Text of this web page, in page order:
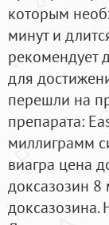
которым
минут и
рекомендует
для
перешли на
препарата:
миллиграмм
виагра цена
доксазозин 8
доксазозина.